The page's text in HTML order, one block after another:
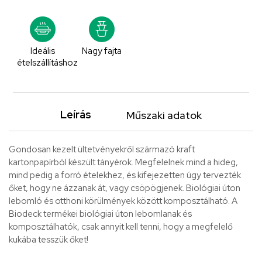
Ideális
ételszállításhoz
Nagy fajta
Leírás Műszaki adatok
Gondosan kezelt ültetvényekről származó kraft
kartonpapírból készült tányérok. Megfelelnek mind a hideg,
mind pedig a forró ételekhez, és kifejezetten úgy tervezték
őket, hogy ne ázzanak át, vagy csöpögjenek. Biológiai úton
lebomló és otthoni körülmények között komposztálható. A
Biodeck termékei biológiai úton lebomlanak és
komposztálhatók, csak annyit kell tenni, hogy a megfelelő
kukába tesszük őket!